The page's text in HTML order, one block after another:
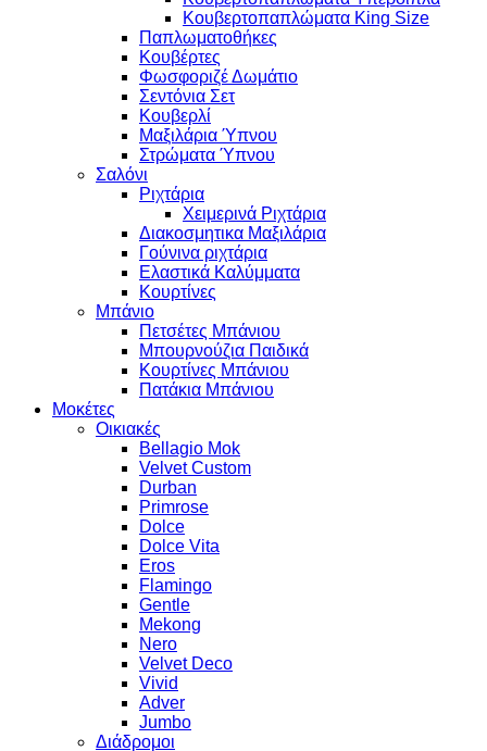
Κουβερτοπαπλώματα King Size
Παπλωματοθήκες
Κουβέρτες
Φωσφοριζέ Δωμάτιο
Σεντόνια Σετ
Κουβερλί
Μαξιλάρια Ύπνου
Στρώματα Ύπνου
Σαλόνι
Ριχτάρια
Χειμερινά Ριχτάρια
Διακοσμητικα Μαξιλάρια
Γούνινα ριχτάρια
Ελαστικά Καλύμματα
Κουρτίνες
Μπάνιο
Πετσέτες Μπάνιου
Μπουρνούζια Παιδικά
Κουρτίνες Μπάνιου
Πατάκια Μπάνιου
Μοκέτες
Οικιακές
Bellagio Mok
Velvet Custom
Durban
Primrose
Dolce
Dolce Vita
Eros
Flamingo
Gentle
Mekong
Nero
Velvet Deco
Vivid
Adver
Jumbo
Διάδρομοι